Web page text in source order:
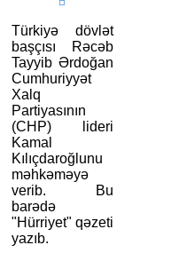
Türkiyə dövlət
başçısı Rəcəb
Tayyib Ərdoğan
Cumhuriyyət
Xalq
Partiyasının
(CHP) lideri
Kamal
Kılıçdaroğlunu
məhkəməyə
verib. Bu
barədə
"Hürriyet" qəzeti
yazıb.